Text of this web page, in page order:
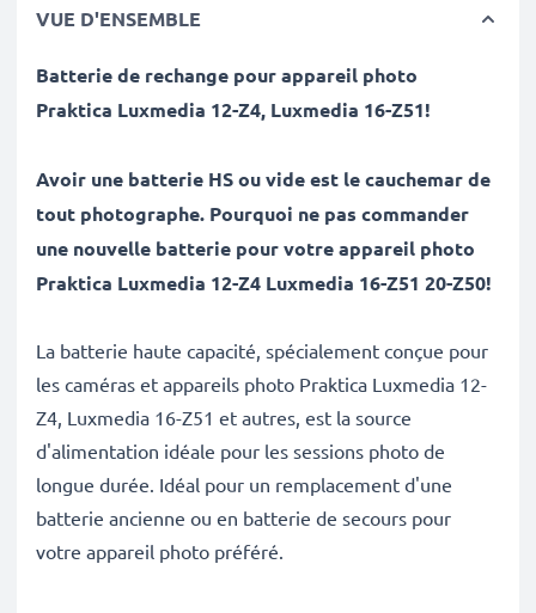
VUE D'ENSEMBLE
Batterie de rechange pour appareil photo
Praktica Luxmedia 12-Z4, Luxmedia 16-Z51!
Avoir une batterie HS ou vide est le cauchemar de
tout photographe. Pourquoi ne pas commander
une nouvelle batterie pour votre appareil photo
Praktica Luxmedia 12-Z4 Luxmedia 16-Z51 20-Z50!
La batterie haute capacité, spécialement conçue pour
les caméras et appareils photo Praktica Luxmedia 12-
Z4, Luxmedia 16-Z51 et autres, est la source
d'alimentation idéale pour les sessions photo de
longue durée. Idéal pour un remplacement d'une
batterie ancienne ou en batterie de secours pour
votre appareil photo préféré.